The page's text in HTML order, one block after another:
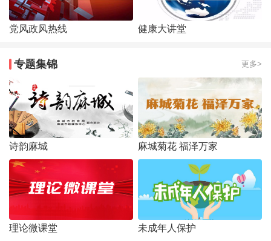
党风政风热线 健康大讲堂
专题集锦 更多>
诗韵麻城 麻城菊花 福泽万家
理论微课堂 未成年人保护